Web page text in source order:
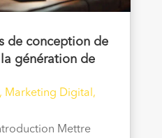
de conception de
génération de
, Marketing Digital ,
Mettre